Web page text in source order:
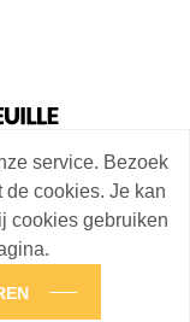
service. Bezoek
de cookies. Je kan
cookies gebruiken